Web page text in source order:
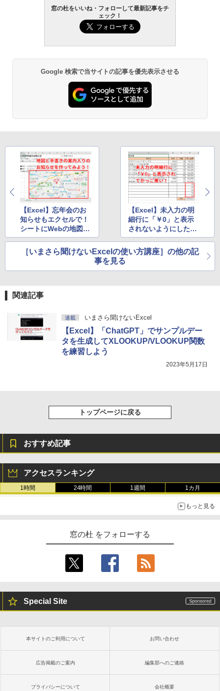
Amazon Kindle - 目に優しい、かさばら
ない、大きな画面で読みやすい、6週間持
続バッテリー、6インチディスプレイ電子
書籍リーダー、ブラック、16GB、広告な
Kindle Paperwhite シグニチャーエディ
ション (32GB) 7インチディスプレイ、明
るさ自動調整、色調調節ライト、12週間
持続バッテリー、広告なし、メタリック
ブラック
Amazon Kindle Colorsoft | 16GBストレ
ージ、防水、7インチカラーディスプレ
イ、色調調節ライト、最大8週間持続バッ
テリー、広告無し、ブラック (2025年発
売)
￥31,980
New Amazon Kindle Scribe Colorsoft |
11インチカラーディスプレイ、64GBスト
レージ、ノート機能搭載、明るさ自動調
整、色調調節ライト、プレミアムペン付
窓の杜をいいね・フォローして最新記事をチ
ェック！
Google 検索で当サイトの記事を優先表示させる
【Excel】忘年会のお
知らせもエクセルで！
シートにWebの地図を
貼り付けて手書きで説
明を書き込む方法
【Excel】未入力の明
細行に「￥0」と表示
されないようにした
い？エクセルで不要な
ゼロの値を隠すテクニ
ック
［いまさら聞けないExcelの使い方講座］の他の記
事を見る
関連記事
連載 いまさら聞けないExcel
【Excel】「ChatGPT」でサンプルデー
タを生成してXLOOKUP/VLOOKUP関数
を練習しよう
2023年5月17日
トップページに戻る
おすすめ記事
アクセスランキング
1時間 24時間 1週間 1カ月
もっと見る
窓の杜 をフォローする
Special Site
本サイトのご利用について お問い合わせ
広告掲載のご案内 編集部へのご連絡
プライバシーについて 会社概要